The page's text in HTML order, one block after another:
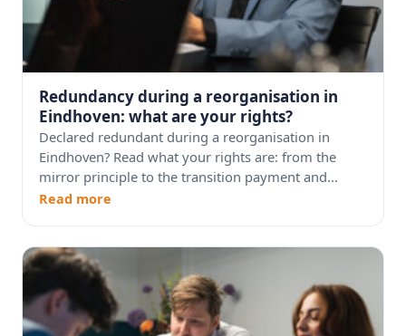
Redundancy during a reorganisation in
Eindhoven: what are your rights?
Declared redundant during a reorganisation in
Eindhoven? Read what your rights are: from the
mirror principle to the transition payment and...
Read more